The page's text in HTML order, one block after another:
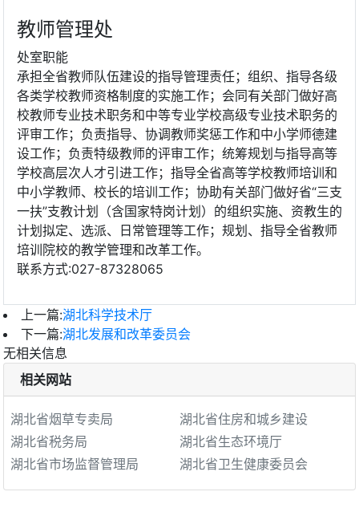
教师管理处
处室职能
承担全省教师队伍建设的指导管理责任；组织、指导各级
各类学校教师资格制度的实施工作；会同有关部门做好高
校教师专业技术职务和中等专业学校高级专业技术职务的
评审工作；负责指导、协调教师奖惩工作和中小学师德建
设工作；负责特级教师的评审工作；统筹规划与指导高等
学校高层次人才引进工作；指导全省高等学校教师培训和
中小学教师、校长的培训工作；协助有关部门做好省“三支
一扶”支教计划（含国家特岗计划）的组织实施、资教生的
计划拟定、选派、日常管理等工作；规划、指导全省教师
培训院校的教学管理和改革工作。
联系方式:027-87328065
上一篇:湖北科学技术厅
下一篇:湖北发展和改革委员会
无相关信息
相关网站
湖北省烟草专卖局
湖北省住房和城乡建设
湖北省税务局
湖北省生态环境厅
湖北省市场监督管理局
湖北省卫生健康委员会